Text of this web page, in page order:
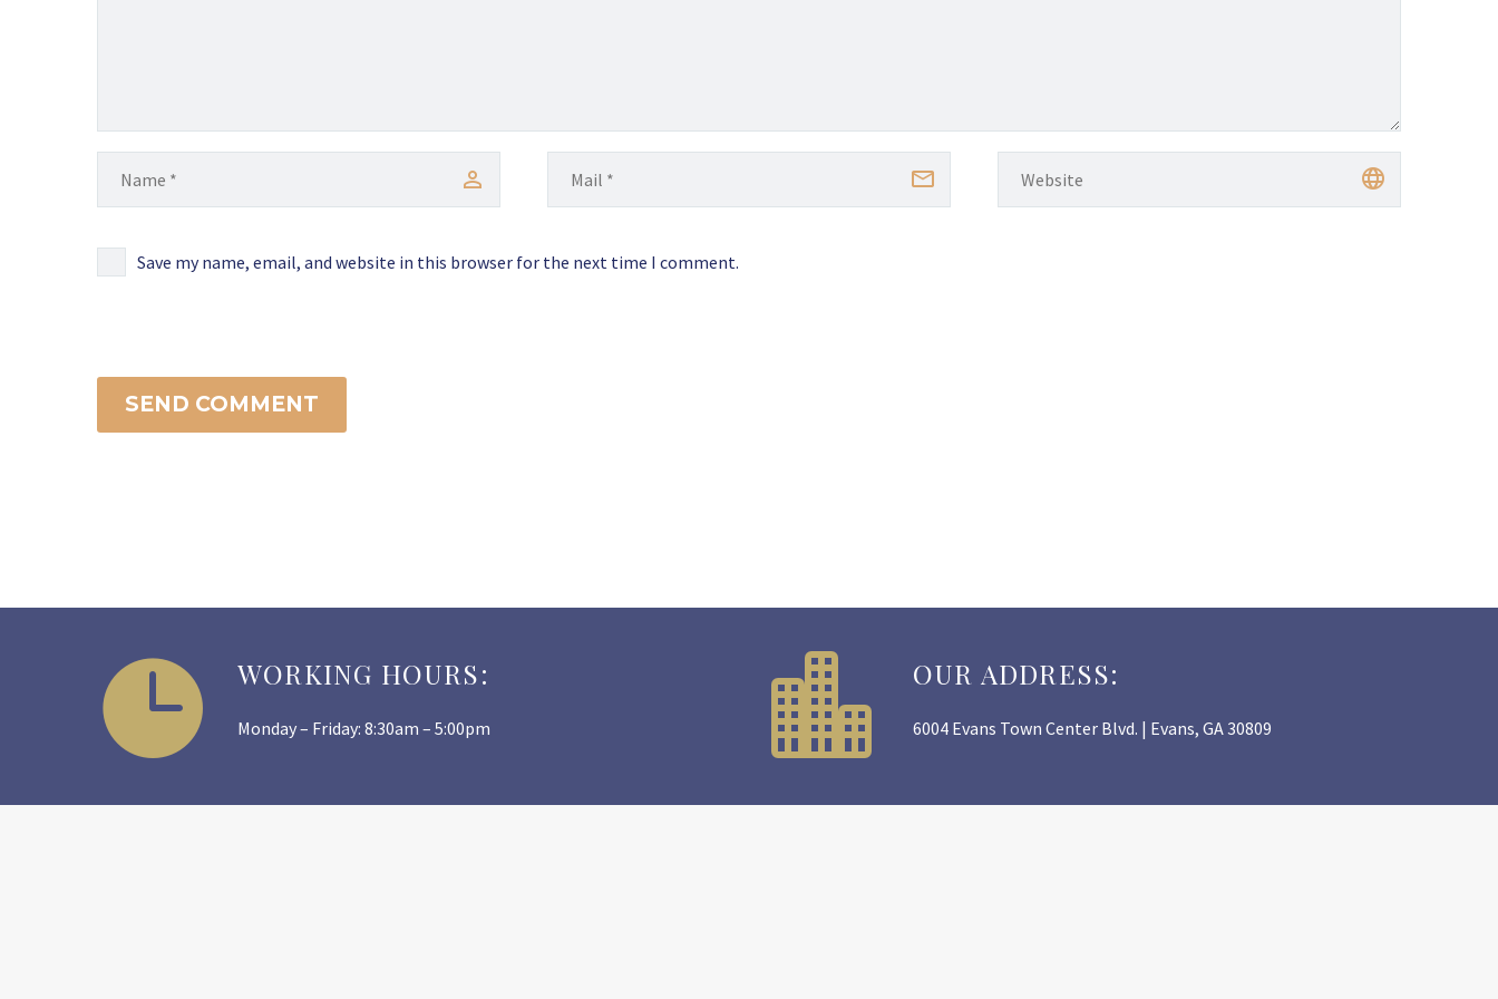
Save my name, email, and website in this browser for the next time I comment.
SEND COMMENT

 WORKING HOURS:
Monday – Friday: 8:30am – 5:00pm 
 OUR ADDRESS:
6004 Evans Town Center Blvd. | Evans, GA 30809